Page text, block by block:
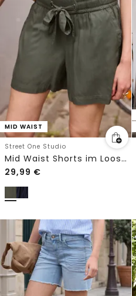
MID WAIST
Street One Studio
Mid Waist Shorts im Loose Fit
29,99 €